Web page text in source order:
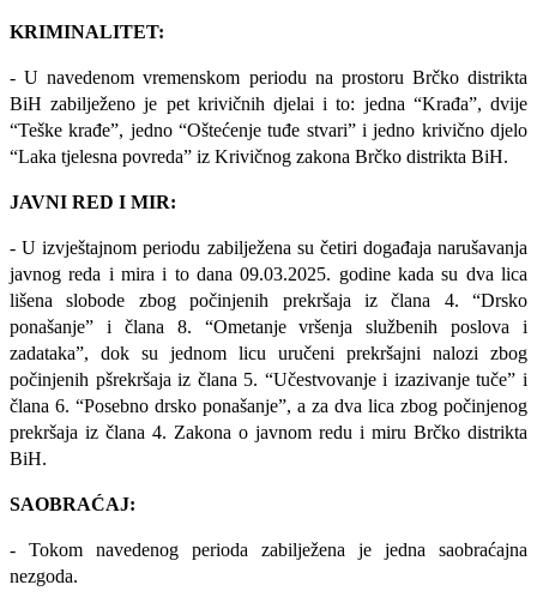
KRIMINALITET:
- U navedenom vremenskom periodu na prostoru Brčko distrikta
BiH zabilježeno je pet krivičnih djelai i to: jedna “Krađa”, dvije
“Teške krađe”, jedno “Oštećenje tuđe stvari” i jedno krivično djelo
“Laka tjelesna povreda” iz Krivičnog zakona Brčko distrikta BiH.
JAVNI RED I MIR:
- U izvještajnom periodu zabilježena su četiri događaja narušavanja
javnog reda i mira i to dana 09.03.2025. godine kada su dva lica
lišena slobode zbog počinjenih prekršaja iz člana 4. “Drsko
ponašanje” i člana 8. “Ometanje vršenja službenih poslova i
zadataka”, dok su jednom licu uručeni prekršajni nalozi zbog
počinjenih pšrekršaja iz člana 5. “Učestvovanje i izazivanje tuče” i
člana 6. “Posebno drsko ponašanje”, a za dva lica zbog počinjenog
prekršaja iz člana 4. Zakona o javnom redu i miru Brčko distrikta
BiH.
SAOBRAĆAJ:
- Tokom navedenog perioda zabilježena je jedna saobraćajna
nezgoda.